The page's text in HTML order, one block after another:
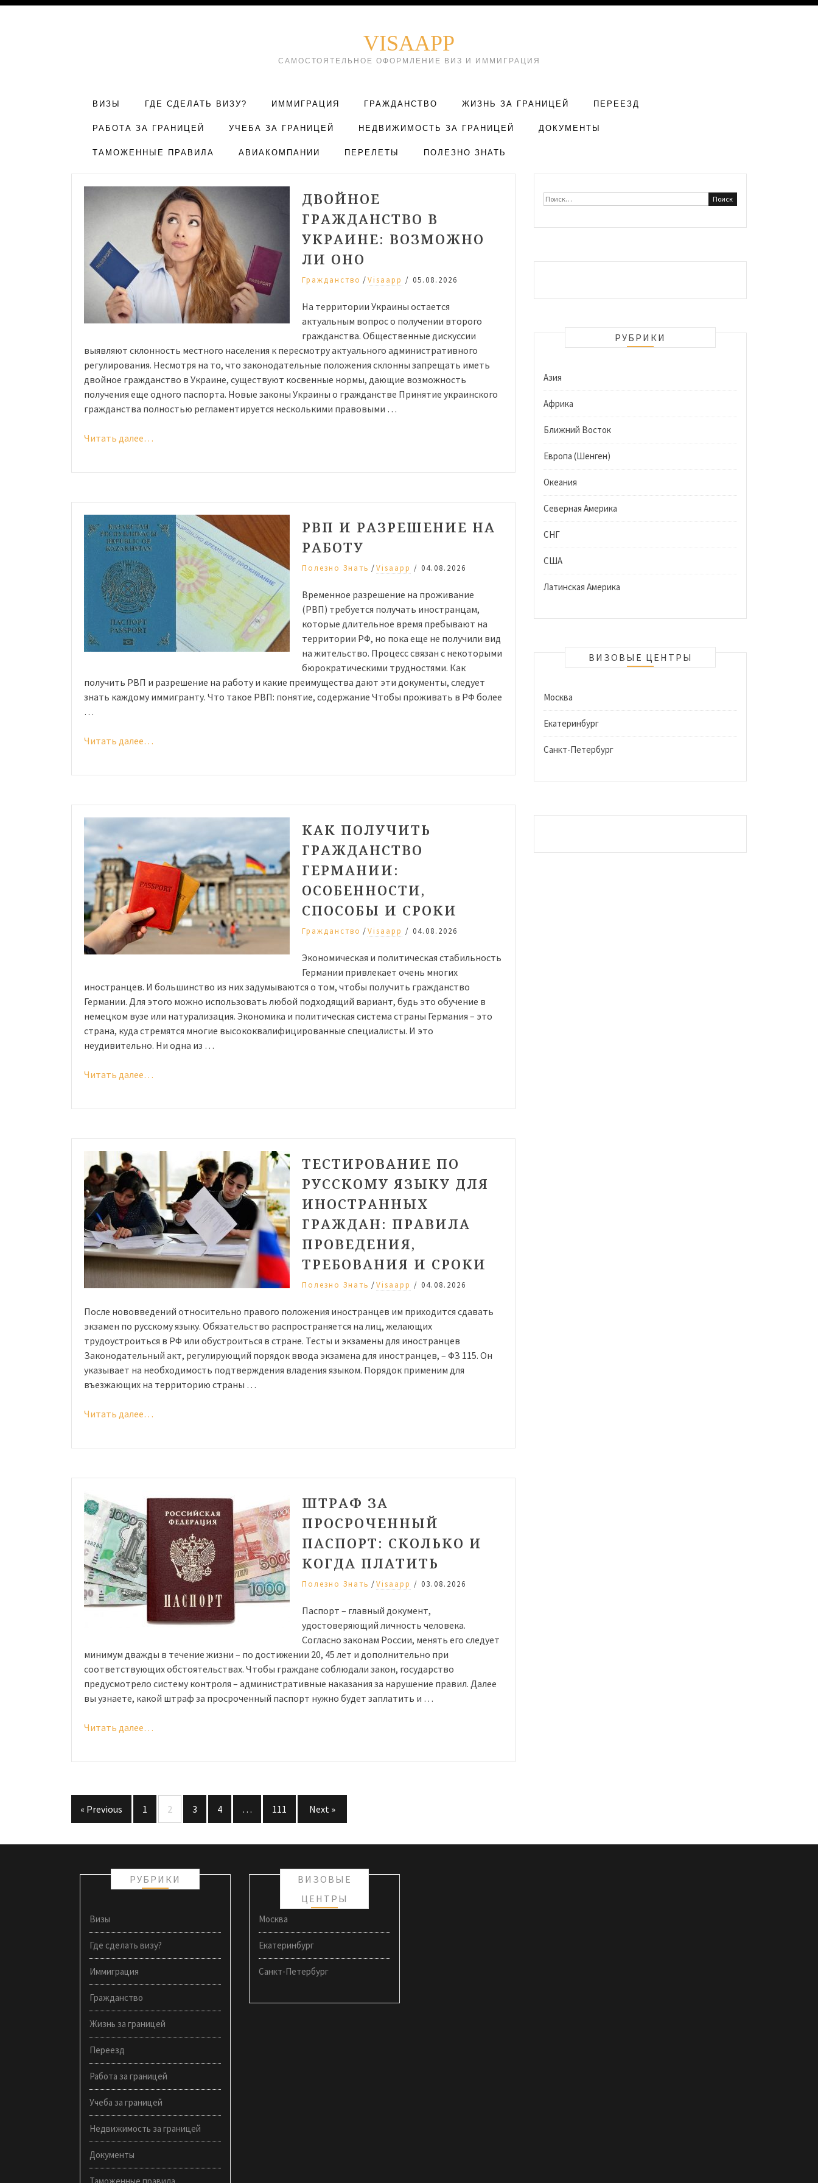
VISAAPP
САМОСТОЯТЕЛЬНОЕ ОФОРМЛЕНИЕ ВИЗ И ИММИГРАЦИЯ
ВИЗЫ ГДЕ СДЕЛАТЬ ВИЗУ? ИММИГРАЦИЯ ГРАЖДАНСТВО ЖИЗНЬ ЗА ГРАНИЦЕЙ ПЕРЕЕЗД
РАБОТА ЗА ГРАНИЦЕЙ УЧЕБА ЗА ГРАНИЦЕЙ НЕДВИЖИМОСТЬ ЗА ГРАНИЦЕЙ ДОКУМЕНТЫ
ТАМОЖЕННЫЕ ПРАВИЛА АВИАКОМПАНИИ ПЕРЕЛЕТЫ ПОЛЕЗНО ЗНАТЬ
ДВОЙНОЕ
ГРАЖДАНСТВО В
УКРАИНЕ: ВОЗМОЖНО
ЛИ ОНО
Гражданство /Visaapp / 05.08.2026
На территории Украины остается
актуальным вопрос о получении второго
гражданства. Общественные дискуссии
выявляют склонность местного населения к пересмотру актуального административного
регулирования. Несмотря на то, что законодательные положения склонны запрещать иметь
двойное гражданство в Украине, существуют косвенные нормы, дающие возможность
получения еще одного паспорта. Новые законы Украины о гражданстве Принятие украинского
гражданства полностью регламентируется несколькими правовыми …
Читать далее…
оно»
РВП И РАЗРЕШЕНИЕ НА
РАБОТУ
Полезно Знать /Visaapp / 04.08.2026
Временное разрешение на проживание
(РВП) требуется получать иностранцам,
которые длительное время пребывают на
территории РФ, но пока еще не получили вид
на жительство. Процесс связан с некоторыми
бюрократическими трудностями. Как
получить РВП и разрешение на работу и какие преимущества дают эти документы, следует
знать каждому иммигранту. Что такое РВП: понятие, содержание Чтобы проживать в РФ более
…
Читать далее…
КАК ПОЛУЧИТЬ
ГРАЖДАНСТВО
ГЕРМАНИИ:
ОСОБЕННОСТИ,
СПОСОБЫ И СРОКИ
Гражданство /Visaapp / 04.08.2026
Экономическая и политическая стабильность
Германии привлекает очень многих
иностранцев. И большинство из них задумываются о том, чтобы получить гражданство
Германии. Для этого можно использовать любой подходящий вариант, будь это обучение в
немецком вузе или натурализация. Экономика и политическая система страны Германия – это
страна, куда стремятся многие высококвалифицированные специалисты. И это
неудивительно. Ни одна из …
Читать далее…
ТЕСТИРОВАНИЕ ПО
РУССКОМУ ЯЗЫКУ ДЛЯ
ИНОСТРАННЫХ
ГРАЖДАН: ПРАВИЛА
ПРОВЕДЕНИЯ,
ТРЕБОВАНИЯ И СРОКИ
Полезно Знать /Visaapp / 04.08.2026
После нововведений относительно правого положения иностранцев им приходится сдавать
экзамен по русскому языку. Обязательство распространяется на лиц, желающих
трудоустроиться в РФ или обустроиться в стране. Тесты и экзамены для иностранцев
Законодательный акт, регулирующий порядок ввода экзамена для иностранцев, – ФЗ 115. Он
указывает на необходимость подтверждения владения языком. Порядок применим для
въезжающих на территорию страны …
Читать далее…
граждан:
правила
проведения,
требования
и
сроки»
ШТРАФ ЗА
ПРОСРОЧЕННЫЙ
ПАСПОРТ: СКОЛЬКО И
КОГДА ПЛАТИТЬ
Полезно Знать /Visaapp / 03.08.2026
Паспорт – главный документ,
удостоверяющий личность человека.
Согласно законам России, менять его следует
минимум дважды в течение жизни – по достижении 20, 45 лет и дополнительно при
соответствующих обстоятельствах. Чтобы граждане соблюдали закон, государство
предусмотрело систему контроля – административные наказания за нарушение правил. Далее
вы узнаете, какой штраф за просроченный паспорт нужно будет заплатить и …
Читать далее…
когда
Навигация
по
записям
« Previous 1 2 3 4 … 111 Next »
Найти:
РУБРИКИ
Азия
Африка
Ближний Восток
Европа (Шенген)
Океания
Северная Америка
СНГ
США
Латинская Америка
ВИЗОВЫЕ ЦЕНТРЫ
Москва
Екатеринбург
Санкт-Петербург
РУБРИКИ
Визы
Где сделать визу?
Иммиграция
Гражданство
Жизнь за границей
Переезд
Работа за границей
Учеба за границей
Недвижимость за границей
Документы
ВИЗОВЫЕ
ЦЕНТРЫ
Москва
Екатеринбург
Санкт-Петербург